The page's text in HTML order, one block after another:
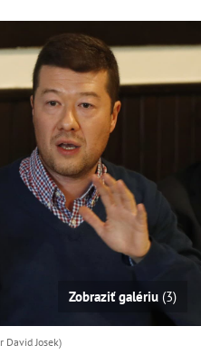
Zobraziť galériu (3)
David Josek)